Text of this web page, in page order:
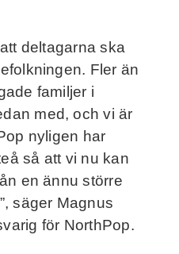
deltagarna ska
Fler än
familjer i
med, och vi är
nyligen har
så att vi nu kan
en ännu större
säger Magnus
för NorthPop.